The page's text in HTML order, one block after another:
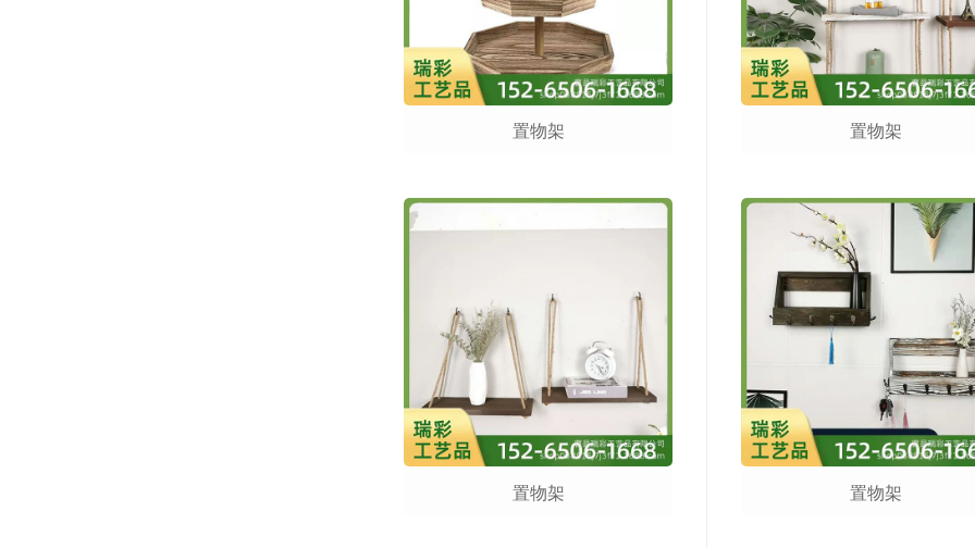
置物架
置物架
置物架
置物架